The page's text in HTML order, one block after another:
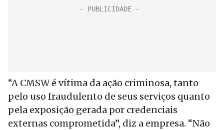
“A CMSW é vítima da ação criminosa, tanto
pelo uso fraudulento de seus serviços quanto
pela exposição gerada por credenciais
externas comprometida”, diz a empresa. “Não